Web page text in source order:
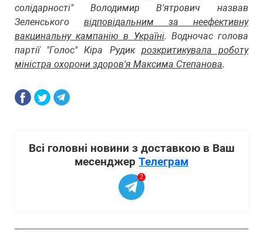
солідарності" Володимир В'ятрович назвав
Зеленського відповідальним за неефективну
вакцинальну кампанію в Україні. Водночас голова
партії "Голос" Кіра Рудик розкритикувала роботу
міністра охорони здоров'я Максима Степанова.
Всі головні новини з доставкою в Ваш
месенджер Телеграм
2